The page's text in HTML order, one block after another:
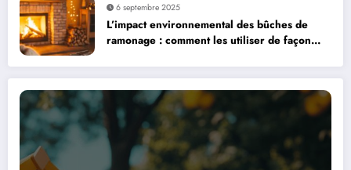
6 septembre 2025
L’impact environnemental des bûches de
ramonage : comment les utiliser de façon